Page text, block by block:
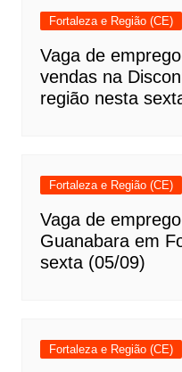
Fortaleza e Região (CE)
Vaga de
vendas na
região nesta
Fortaleza e Região (CE)
Vaga de
Guanabara em
sexta (05/09)
Fortaleza e Região (CE)